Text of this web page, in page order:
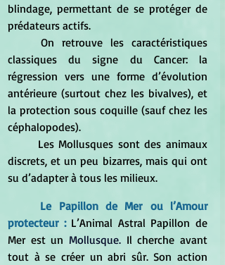
blindage, permettant de se protéger de
prédateurs actifs.
classiques du signe du Cancer: la
régression vers une forme d’évolution
antérieure (surtout chez les bivalves), et
la protection sous coquille (sauf chez les
céphalopodes).
discrets, et un peu bizarres, mais qui ont
su d’adapter à tous les milieux.
	Le
Papillon de Mer ou l’Amour
protecteur : L’Animal Astral Papillon de
Mer est un Mollusque. Il cherche avant
tout à se créer un abri sûr. Son action